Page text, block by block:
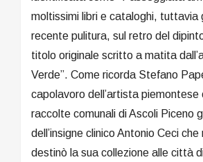
moltissimi libri e cataloghi, tuttavia
recente pulitura, sul retro del
titolo originale scritto a matita
Verde”. Come ricorda Stefano
capolavoro dell’artista piemontese
raccolte comunali di Ascoli Piceno
dell’insigne clinico Antonio Ceci che
destinò la sua collezione alle città